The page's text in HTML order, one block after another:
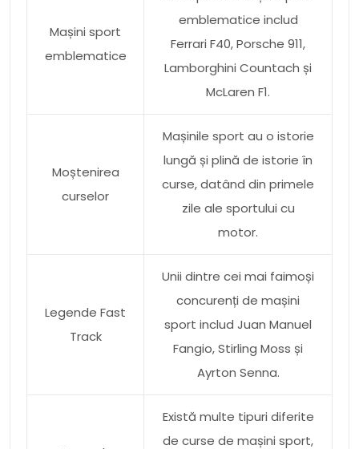
Mașini sport
emblematice
emblematice includ
Ferrari F40, Porsche 911,
Lamborghini Countach și
McLaren F1.
Moștenirea
curselor
Mașinile sport au o istorie
lungă și plină de istorie în
curse, datând din primele
zile ale sportului cu
motor.
Legende Fast
Track
Unii dintre cei mai faimoși
concurenți de mașini
sport includ Juan Manuel
Fangio, Stirling Moss și
Ayrton Senna.
Există multe tipuri diferite
de curse de mașini sport,